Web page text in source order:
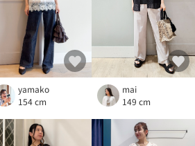
yamako
154 cm
mai
149 cm